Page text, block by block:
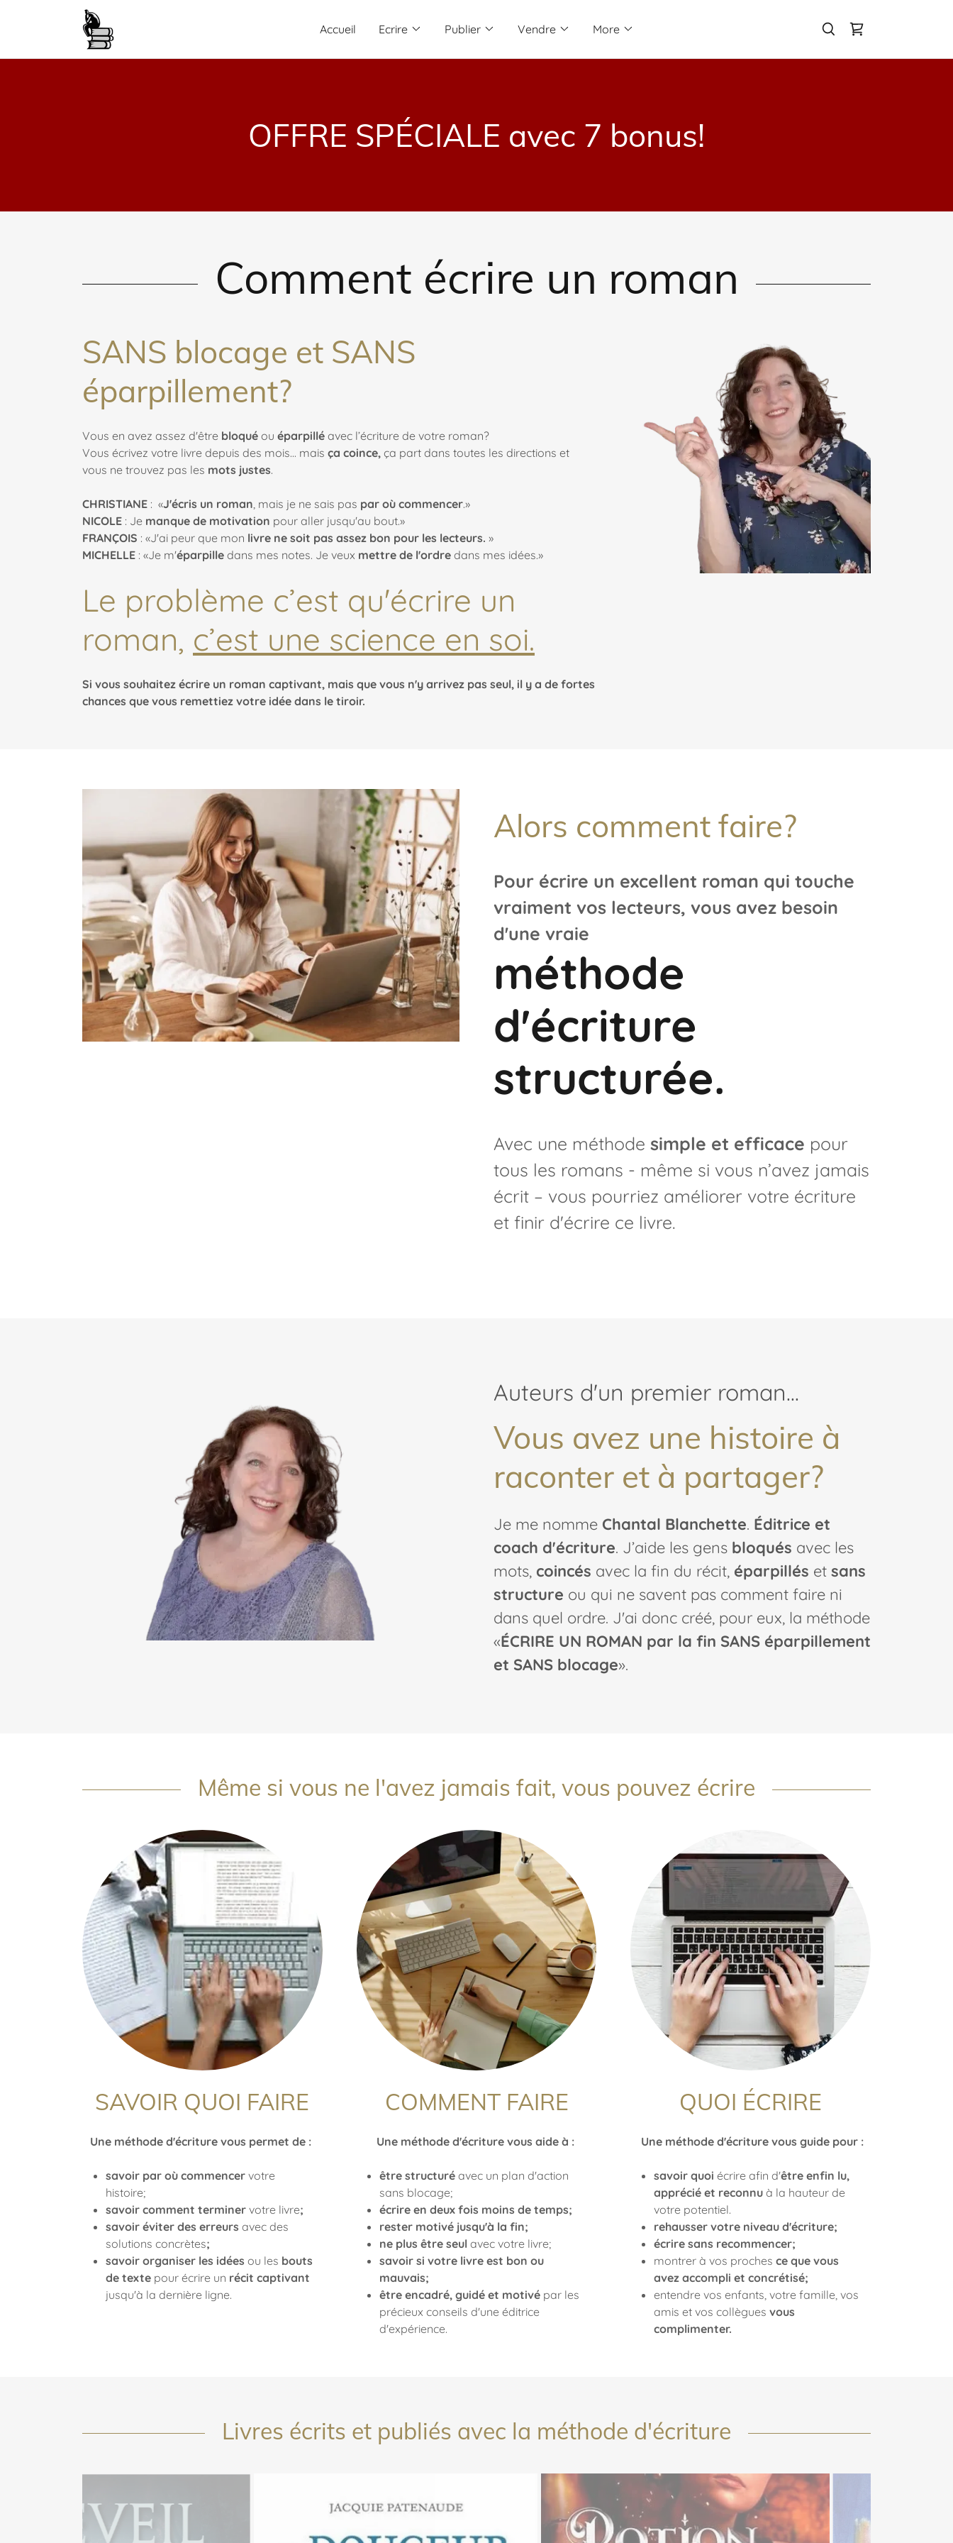
Accueil Ecrire Publier Vendre More
OFFRE SPÉCIALE avec 7 bonus!
Comment écrire un roman
SANS blocage et SANS
éparpillement?
Vous en avez assez d'être bloqué ou éparpillé avec l’écriture de votre roman?
Vous écrivez votre livre depuis des mois... mais ça coince, ça part dans toutes les directions et
vous ne trouvez pas les mots justes.
CHRISTIANE : «J'écris un roman, mais je ne sais pas par où commencer.»
NICOLE : Je manque de motivation pour aller jusqu'au bout.»
FRANÇOIS : «J'ai peur que mon livre ne soit pas assez bon pour les lecteurs. »
MICHELLE : «Je m'éparpille dans mes notes. Je veux mettre de l'ordre dans mes idées.»
Le problème c’est qu'écrire un
roman, c’est une science en soi.
Si vous souhaitez écrire un roman captivant, mais que vous n'y arrivez pas seul, il y a de fortes
chances que vous remettiez votre idée dans le tiroir.
Alors comment faire?
Pour écrire un excellent roman qui touche
vraiment vos lecteurs, vous avez besoin
d'une vraie
méthode
d'écriture
structurée.
Avec une méthode simple et efficace pour
tous les romans - même si vous n’avez jamais
écrit – vous pourriez améliorer votre écriture
et finir d'écrire ce livre.
Auteurs d'un premier roman...
Vous avez une histoire à
raconter et à partager?
Je me nomme Chantal Blanchette. Éditrice et
coach d'écriture. J’aide les gens bloqués avec les
mots, coincés avec la fin du récit, éparpillés et sans
structure ou qui ne savent pas comment faire ni
dans quel ordre. J'ai donc créé, pour eux, la méthode
«ÉCRIRE UN ROMAN par la fin SANS éparpillement
et SANS blocage».
Même si vous ne l'avez jamais fait, vous pouvez écrire
SAVOIR QUOI FAIRE
Une méthode d'écriture vous permet de :
savoir par où commencer votre
histoire;
savoir comment terminer votre livre;
savoir éviter des erreurs avec des
solutions concrètes;
savoir organiser les idées ou les bouts
de texte pour écrire un récit captivant
jusqu'à la dernière ligne.
COMMENT FAIRE
Une méthode d'écriture vous aide à :
être structuréavec un plan d'action
sans blocage;
écrire en deux fois moins de temps;
rester motivé jusqu'à la fin;
ne plus être seul avec votre livre;
savoir si votre livre est bon ou
mauvais;
être encadré, guidé et motivé par les
précieux conseils d'une éditrice
d'expérience.
QUOI ÉCRIRE
Une méthode d'écriture vous guide pour :
savoir quoi écrire afin d'être enfin lu,
apprécié et reconnu à la hauteur de
votre potentiel.
rehausser votre niveau d'écriture;
écrire sans recommencer;
montrer à vos prochesce que vous
avez accompli et concrétisé;
entendre vos enfants, votre famille, vos
amis et vos collèguesvous
complimenter.
Livres écrits et publiés avec la méthode d'écriture